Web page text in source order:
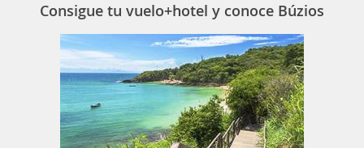
Consigue tu vuelo+hotel y conoce Búzios